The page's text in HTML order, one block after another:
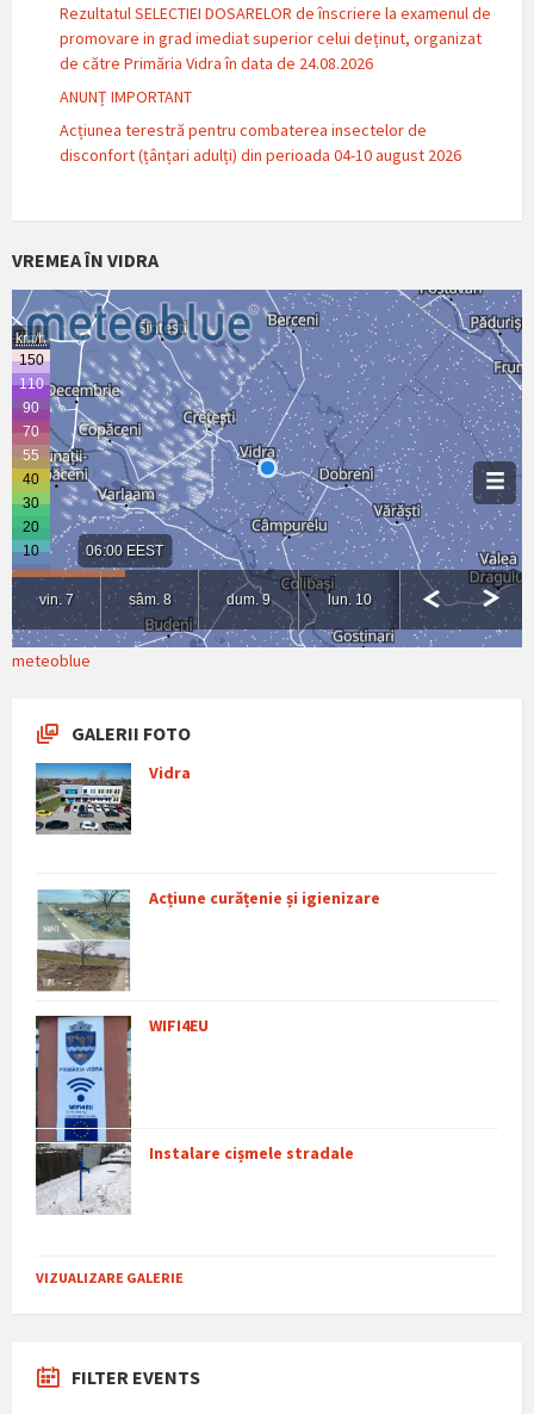
Rezultatul SELECTIEI DOSARELOR de înscriere la examenul de
promovare in grad imediat superior celui deținut, organizat
de către Primăria Vidra în data de 24.08.2026
ANUNȚ IMPORTANT
Acțiunea terestră pentru combaterea insectelor de
disconfort (țânțari adulți) din perioada 04-10 august 2026
VREMEA ÎN VIDRA
meteoblue
GALERII FOTO
Vidra
Acțiune curățenie și igienizare
WIFI4EU
Instalare cișmele stradale
VIZUALIZARE GALERIE
FILTER EVENTS